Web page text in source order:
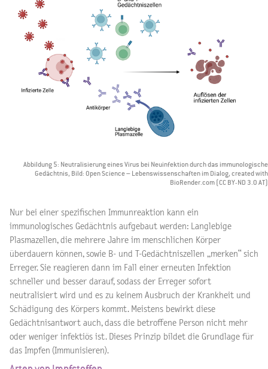
Abbildung 5: Neutralisierung eines Virus bei Neuinfektion durch das immunologische
Gedächtnis, Bild: Open Science – Lebenswissenschaften im Dialog, created with
BioRender.com (CC BY-ND 3.0 AT)
Nur bei einer spezifischen Immunreaktion kann ein
immunologisches Gedächtnis aufgebaut werden: Langlebige
Plasmazellen, die mehrere Jahre im menschlichen Körper
überdauern können, sowie B- und T-Gedächtniszellen „merken“ sich
Erreger. Sie reagieren dann im Fall einer erneuten Infektion
schneller und besser darauf, sodass der Erreger sofort
neutralisiert wird und es zu keinem Ausbruch der Krankheit und
Schädigung des Körpers kommt. Meistens bewirkt diese
Gedächtnisantwort auch, dass die betroffene Person nicht mehr
oder weniger infektiös ist. Dieses Prinzip bildet die Grundlage für
das Impfen (Immunisieren).